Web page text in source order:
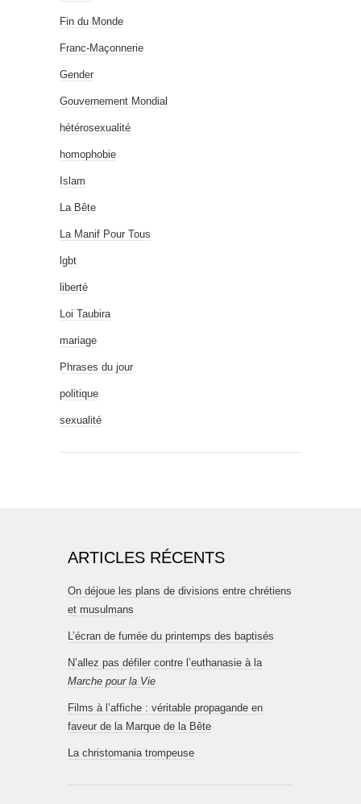
Fin du Monde
Franc-Maçonnerie
Gender
Gouvernement Mondial
hétérosexualité
homophobie
Islam
La Bête
La Manif Pour Tous
lgbt
liberté
Loi Taubira
mariage
Phrases du jour
politique
sexualité
ARTICLES RÉCENTS
On déjoue les plans de divisions entre chrétiens
et musulmans
L’écran de fumée du printemps des baptisés
N’allez pas défiler contre l’euthanasie à la
Marche pour la Vie
Films à l’affiche : véritable propagande en
faveur de la Marque de la Bête
La christomania trompeuse